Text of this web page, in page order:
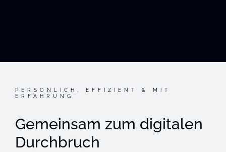
PERSÖNLICH, EFFIZIENT & MIT
ERFAHRUNG
Gemeinsam zum digitalen
Durchbruch